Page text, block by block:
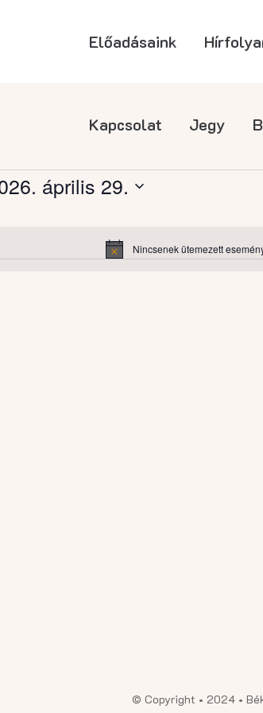
Előadásaink
Kapcsolat Jegy
Nincsenek ütemezett
április 29.
© Copyright • 2024 •